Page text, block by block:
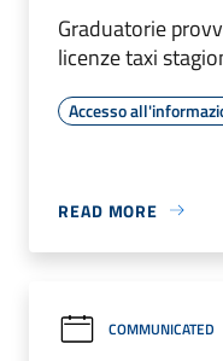
Graduatorie
licenze taxi
Accesso
READ MORE
COMMUNICATED